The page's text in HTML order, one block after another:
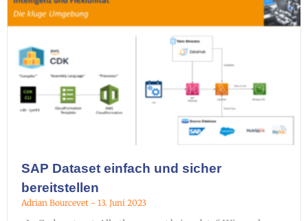
SAP Dataset einfach und sicher
bereitstellen
Adrian Bourcevet 13. Juni 2023